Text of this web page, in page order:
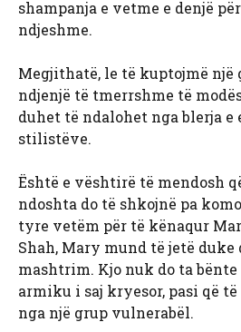
shampanja e vetme e denjë
ndjeshme.
Megjithatë, le të kuptojmë një
ndjenjë të tmerrshme të
duhet të ndalohet nga blerja
stilistëve.
Është e vështirë të mendosh
ndoshta do të shkojnë pa
tyre vetëm për të kënaqur
Shah, Mary mund të jetë duke
mashtrim. Kjo nuk do ta bënte
armiku i saj kryesor, pasi që
nga një grup vulnerabël.